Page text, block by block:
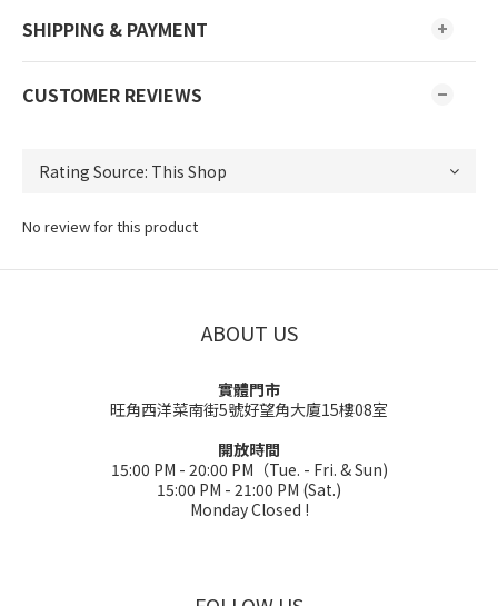
SHIPPING & PAYMENT
CUSTOMER REVIEWS
No review for this product
ABOUT US
實體門市
旺角西洋菜南街5號好望角大廈15樓08室
開放時間
15:00 PM - 20:00 PM（Tue. - Fri. & Sun)
15:00 PM - 21:00 PM (Sat.)
Monday Closed !